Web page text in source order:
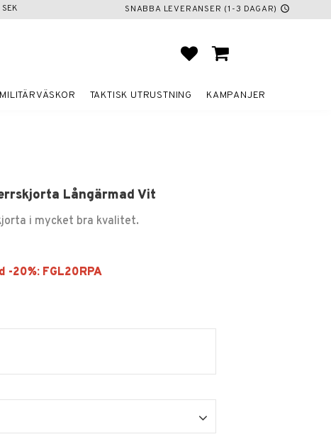
SNABBA LEVERANSER (1-3 DAGAR) schedule
SEK
FAVORITER
KUNDVAGN
MILITÄRVÄSKOR TAKTISK UTRUSTNING KAMPANJER
Långärmad Vit
i mycket bra kvalitet.